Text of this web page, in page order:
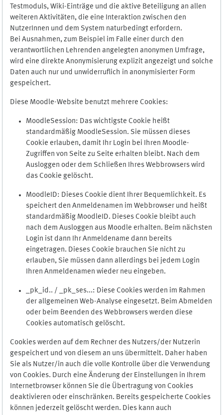
Testmoduls, Wiki-Einträge und die aktive Beteiligung an allen
weiteren Aktivitäten, die eine Interaktion zwischen den
NutzerInnen und dem System naturbedingt erfordern.
Bei Ausnahmen, zum Beispiel im Falle einer durch den
verantwortlichen Lehrenden angelegten anonymen Umfrage,
wird eine direkte Anonymisierung explizit angezeigt und solche
Daten auch nur und unwiderruflich in anonymisierter Form
gespeichert.
Diese Moodle-Website benutzt mehrere Cookies:
MoodleSession: Das wichtigste Cookie heißt
standardmäßig MoodleSession. Sie müssen dieses
Cookie erlauben, damit Ihr Login bei Ihren Moodle-
Zugriffen von Seite zu Seite erhalten bleibt. Nach dem
Ausloggen oder dem Schließen Ihres Webbrowsers wird
das Cookie gelöscht.
MoodleID: Dieses Cookie dient Ihrer Bequemlichkeit. Es
speichert den Anmeldenamen im Webbrowser und heißt
standardmäßig MoodleID. Dieses Cookie bleibt auch
nach dem Ausloggen aus Moodle erhalten. Beim nächsten
Login ist dann Ihr Anmeldename dann bereits
eingetragen. Dieses Cookie brauchen Sie nicht zu
erlauben, Sie müssen dann allerdings bei jedem Login
Ihren Anmeldenamen wieder neu eingeben.
_pk_id.. / _pk_ses...: Diese Cookies werden im Rahmen
der allgemeinen Web-Analyse eingesetzt. Beim Abmelden
oder beim Beenden des Webbrowsers werden diese
Cookies automatisch gelöscht.
Cookies werden auf dem Rechner des Nutzers/der Nutzerin
gespeichert und von diesem an uns übermittelt. Daher haben
Sie als Nutzer/in auch die volle Kontrolle über die Verwendung
von Cookies. Durch eine Änderung der Einstellungen in Ihrem
Internetbrowser können Sie die Übertragung von Cookies
deaktivieren oder einschränken. Bereits gespeicherte Cookies
können jederzeit gelöscht werden. Dies kann auch